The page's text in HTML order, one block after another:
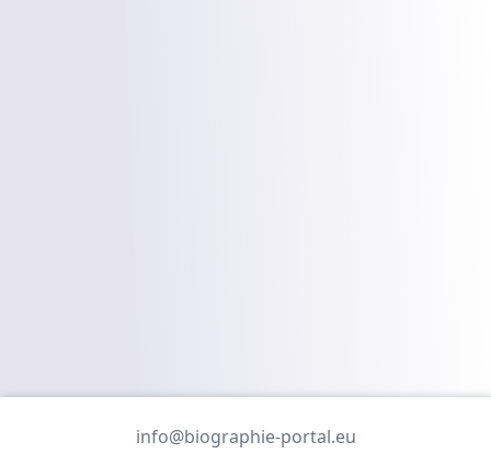
info@biographie-portal.eu